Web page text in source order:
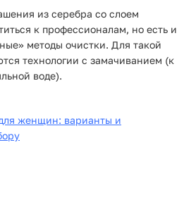
из серебра со слоем
к профессионалам, но есть и
методы очистки. Для такой
технологии с замачиванием (к
воде).
женщин: варианты и